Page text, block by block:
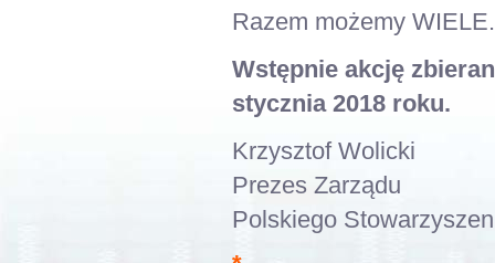
Razem możemy WIELE.
Wstępnie akcję
stycznia 2018 roku.
Krzysztof Wolicki
Prezes Zarządu
Polskiego